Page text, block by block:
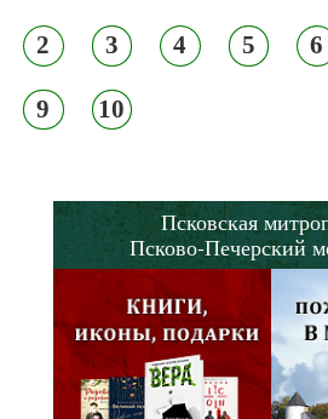
2 3 4 5 6
9 10
Псковская
Псково-Печерский